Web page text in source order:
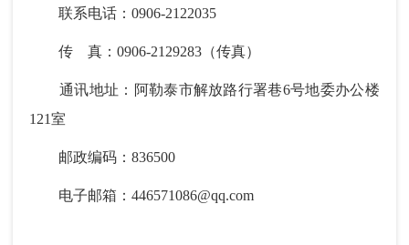
联系电话：0906-2122035
传 真：0906-2129283（传真）
通讯地址：阿勒泰市解放路行署巷6号地委办公楼
121室
邮政编码：836500
电子邮箱：446571086@qq.com